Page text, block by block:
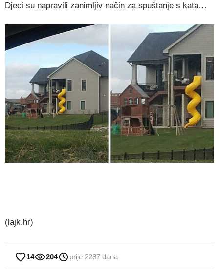
Djeci su napravili zanimljiv način za spuštanje s kata…
(lajk.hr)
14 204 prije 2287 dana